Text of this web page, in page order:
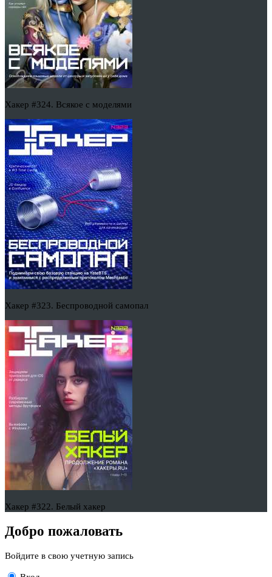
Хакер #324. Всякое с моделями
Хакер #323. Беспроводной самопал
Хакер #322. Белый хакер
Добро пожаловать
Войдите в свою учетную запись